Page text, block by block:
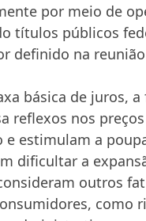
por meio de
títulos públicos
definido na
básica de juros,
reflexos nos
estimulam a
dificultar a
outros
como